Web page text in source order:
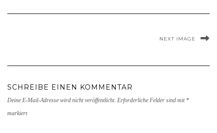
NEXT IMAGE
SCHREIBE EINEN KOMMENTAR
Deine E-Mail-Adresse wird nicht veröffentlicht. Erforderliche Felder sind mit *
markiert